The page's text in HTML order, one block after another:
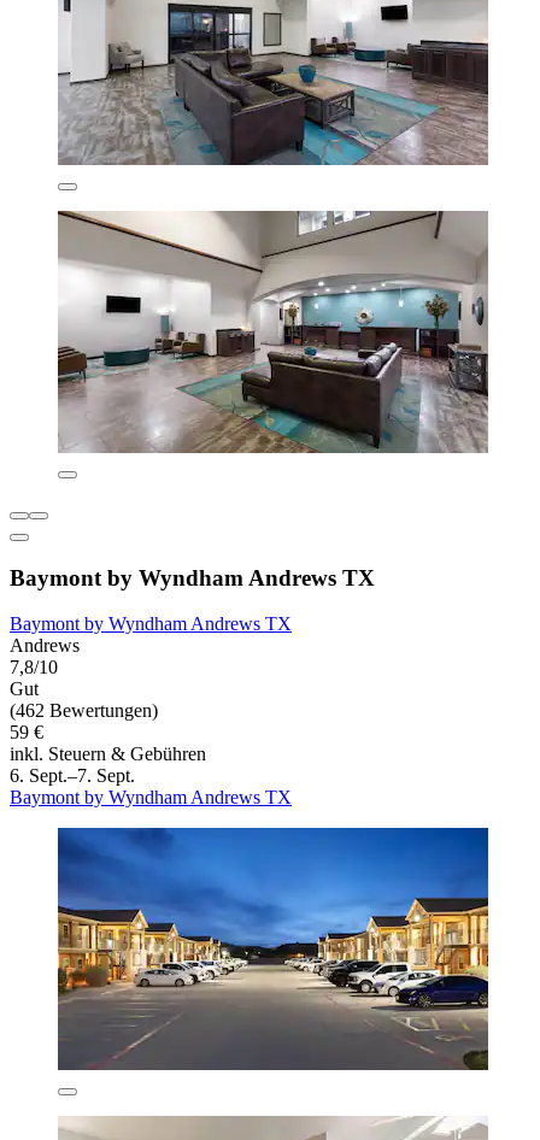
Baymont by Wyndham Andrews TX
Baymont by Wyndham Andrews TX
Andrews
7,8/10
Gut
(462 Bewertungen)
59 €
inkl. Steuern & Gebühren
6. Sept.–7. Sept.
Baymont by Wyndham Andrews TX